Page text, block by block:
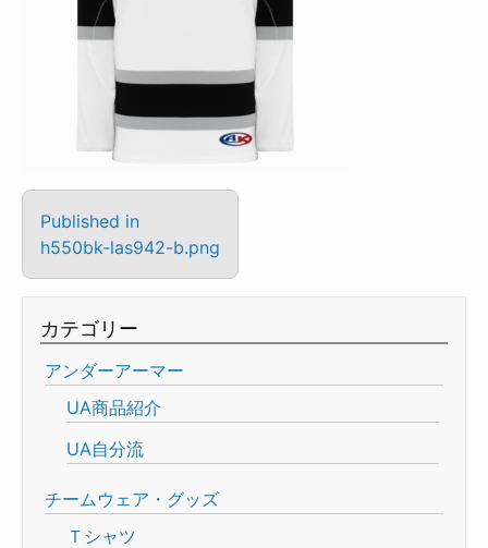
Published in
h550bk-las942-b.png
カテゴリー
アンダーアーマー
UA商品紹介
UA自分流
チームウェア・グッズ
Ｔシャツ